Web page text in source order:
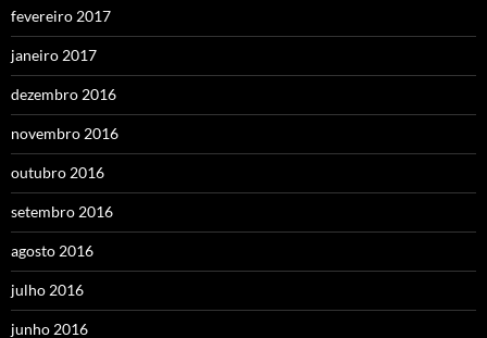
fevereiro 2017
janeiro 2017
dezembro 2016
novembro 2016
outubro 2016
setembro 2016
agosto 2016
julho 2016
junho 2016